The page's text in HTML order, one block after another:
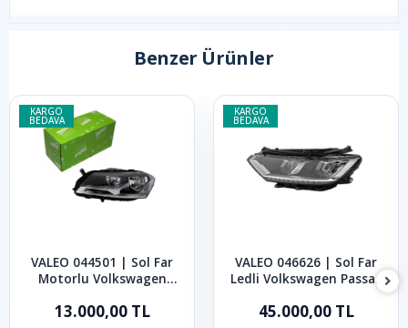
Benzer Ürünler
KARGO
BEDAVA
VALEO 044501 | Sol Far
Motorlu Volkswagen
13.000,00 TL
KARGO
BEDAVA
VALEO 046626 | Sol Far
Ledli Volkswagen Passat
45.000,00 TL